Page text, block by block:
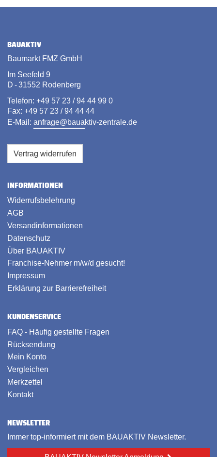
BAUAKTIV
Baumarkt FMZ GmbH
Im Seefeld 9
D - 31552 Rodenberg
Telefon: +49 57 23 / 94 44 99 0
Fax: +49 57 23 / 94 44 44
E-Mail: anfrage@bauaktiv-zentrale.de
Vertrag widerrufen
INFORMATIONEN
Widerrufsbelehrung
AGB
Versandinformationen
Datenschutz
Über BAUAKTIV
Franchise-Nehmer m/w/d gesucht!
Impressum
Erklärung zur Barrierefreiheit
KUNDENSERVICE
FAQ - Häufig gestellte Fragen
Rücksendung
Mein Konto
Vergleichen
Merkzettel
Kontakt
NEWSLETTER
Immer top-informiert mit dem BAUAKTIV Newsletter.